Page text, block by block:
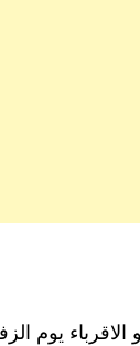
يوم